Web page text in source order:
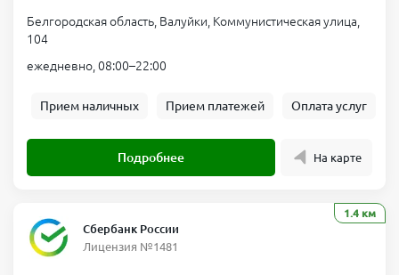
Белгородская область, Валуйки, Коммунистическая улица,
104
ежедневно, 08:00–22:00
Прием наличных Прием платежей Оплата услуг
Подробнее На карте
1.4 км
Сбербанк России
Лицензия №1481